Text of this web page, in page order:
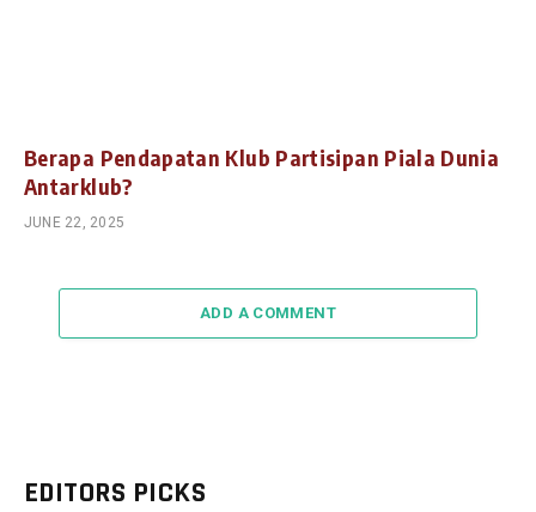
Berapa Pendapatan Klub Partisipan Piala Dunia
Antarklub?
JUNE 22, 2025
ADD A COMMENT
EDITORS PICKS